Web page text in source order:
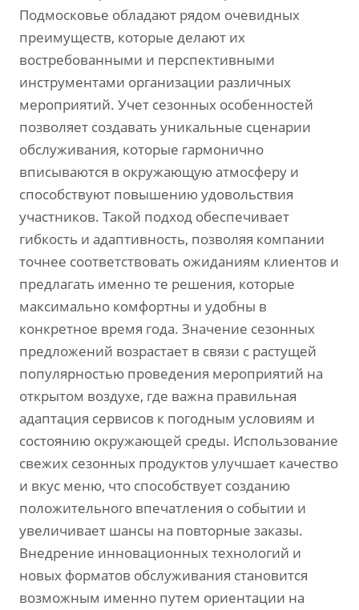
Подмосковье обладают рядом очевидных
преимуществ‚ которые делают их
востребованными и перспективными
инструментами организации различных
мероприятий. Учет сезонных особенностей
позволяет создавать уникальные сценарии
обслуживания‚ которые гармонично
вписываются в окружающую атмосферу и
способствуют повышению удовольствия
участников. Такой подход обеспечивает
гибкость и адаптивность‚ позволяя компании
точнее соответствовать ожиданиям клиентов и
предлагать именно те решения‚ которые
максимально комфортны и удобны в
конкретное время года. Значение сезонных
предложений возрастает в связи с растущей
популярностью проведения мероприятий на
открытом воздухе‚ где важна правильная
адаптация сервисов к погодным условиям и
состоянию окружающей среды. Использование
свежих сезонных продуктов улучшает качество
и вкус меню‚ что способствует созданию
положительного впечатления о событии и
увеличивает шансы на повторные заказы.
Внедрение инновационных технологий и
новых форматов обслуживания становится
возможным именно путем ориентации на